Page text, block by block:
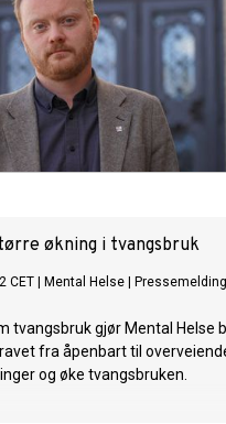
økning i tvangsbruk
CET Mental Helse Pressemelding
tvangsbruk gjør Mental Helse
fra åpenbart til
og øke tvangsbruken.